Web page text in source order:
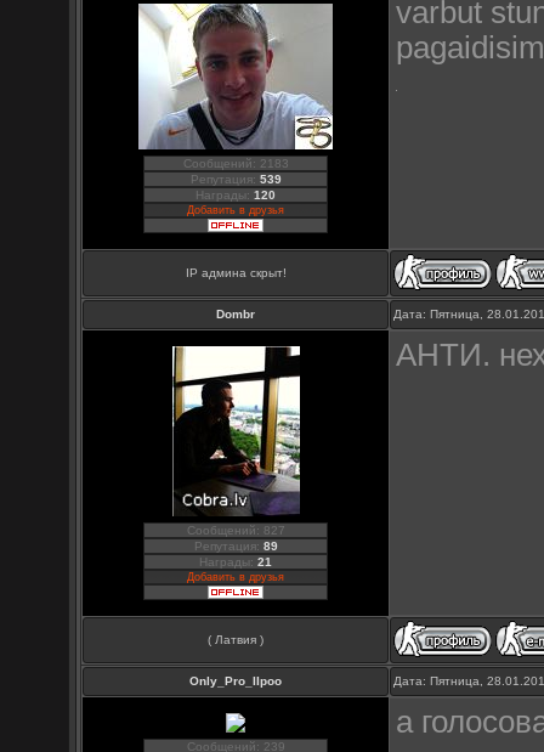
Сообщений: 2183
Репутация: 539
Награды:120
Добавить в друзья
varbut
IP админа скрыт!
Dombr Дата: Пятница,
Сообщений: 827
Репутация: 89
Награды:21
Добавить в друзья
АНТИ.
( Латвия )
Only_Pro_IIpoo Дата: Пятница,
Сообщений: 239
а